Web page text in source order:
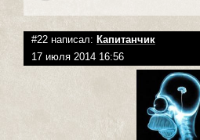
#22 написал: Капитанчик
17 июля 2014 16:56